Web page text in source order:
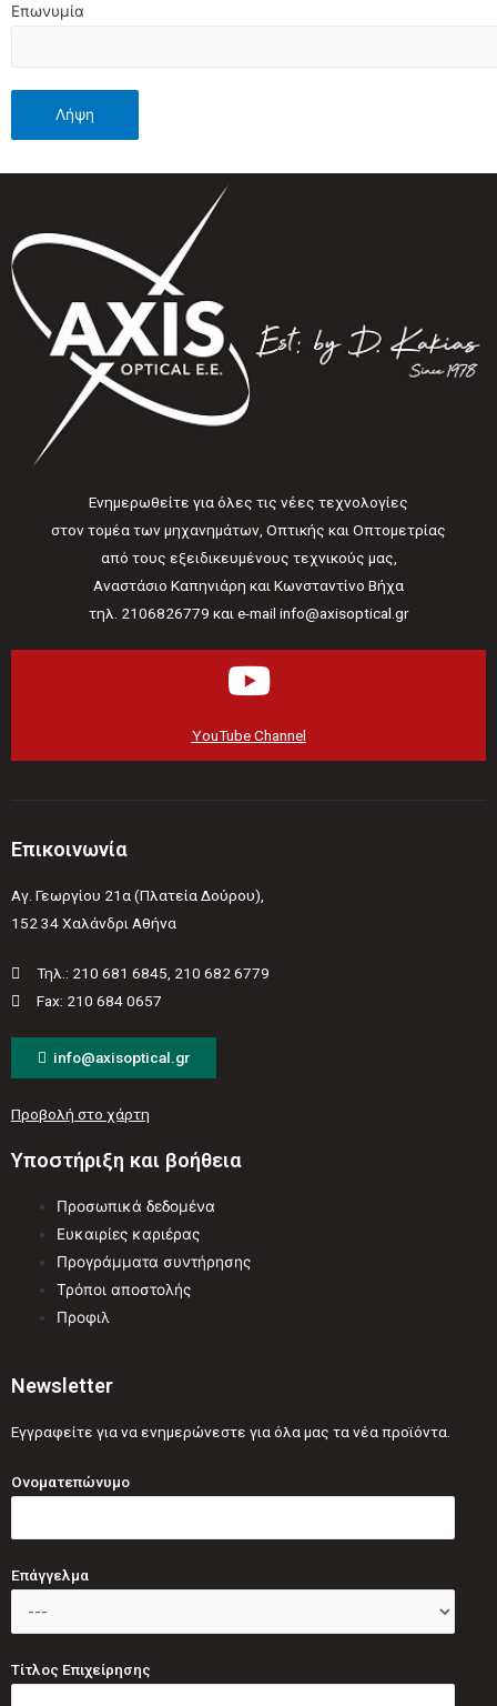
Επωνυμία
Ενημερωθείτε για όλες τις νέες τεχνολογίες
στον τομέα των μηχανημάτων, Οπτικής και Οπτομετρίας
από τους εξειδικευμένους τεχνικούς μας,
Αναστάσιο Καπηνιάρη και Κωνσταντίνο Βήχα
τηλ. 2106826779 και e-mail info@axisoptical.gr
YouTube Channel
Επικοινωνία
Αγ. Γεωργίου 21α (Πλατεία Δούρου),
152 34 Χαλάνδρι Αθήνα
Τηλ.: 210 681 6845, 210 682 6779
Fax: 210 684 0657
info@axisoptical.gr
Προβολή στο χάρτη
Υποστήριξη και βοήθεια
Προσωπικά δεδομένα
Ευκαιρίες καριέρας
Προγράμματα συντήρησης
Τρόποι αποστολής
Προφιλ
Newsletter
Εγγραφείτε για να ενημερώνεστε για όλα μας τα νέα προϊόντα.
Ονοματεπώνυμο
Επάγγελμα
Τίτλος Επιχείρησης